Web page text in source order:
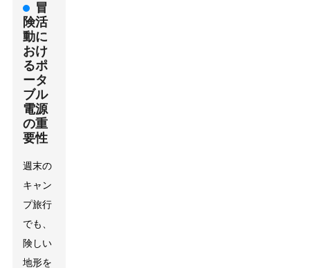
冒
険活
動に
おけ
るポ
ータ
ブル
電源
の重
要性
週末の
キャン
プ旅行
でも、
険しい
地形を